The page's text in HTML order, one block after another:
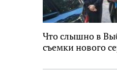
Что слышно в
съемки нового